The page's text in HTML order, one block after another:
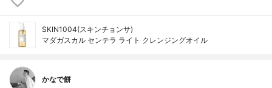
SKIN1004(スキンチョンサ)
マダガスカル センテラ ライト クレンジングオイル
かなで餅